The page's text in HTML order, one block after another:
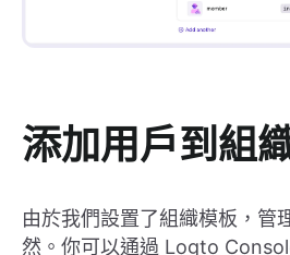
添加用戶到組
由於我們設置了組織模板，管
然。你可以通過 Logto